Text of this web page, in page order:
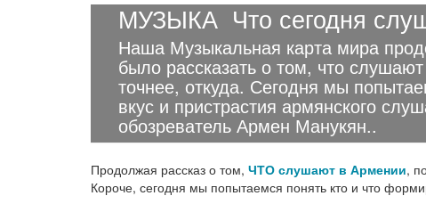
МУЗЫКА Что сегодня
Наша Музыкальная карта мира
было рассказать о том, что
точнее, откуда. Сегодня мы
вкус и пристрастия армянского
обозреватель Армен Манукян..
Продолжая рассказ о том, ЧТО слушают в Армении,
Короче, сегодня мы попытаемся понять кто и что